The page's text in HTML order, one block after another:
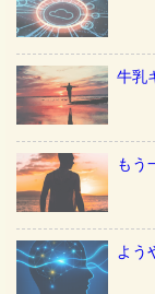
牛乳
もう
よう